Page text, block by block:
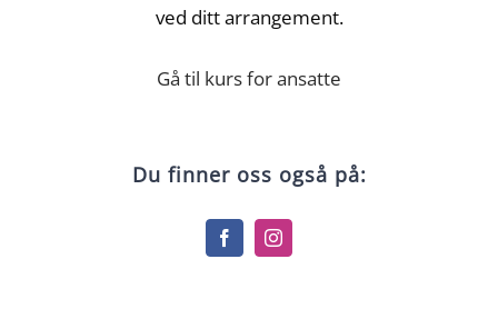
ved ditt arrangement.
Gå til kurs for ansatte
Du finner oss også på: